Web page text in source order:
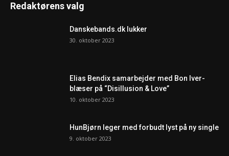
Redaktørens valg
Danskebands.dk lukker
30. oktober 2023
Elias Bendix samarbejder med Bon Iver-
blæser på “Disillusion & Love”
10. oktober 2023
HunBjørn leger med forbudt lyst på ny single
9. oktober 2023